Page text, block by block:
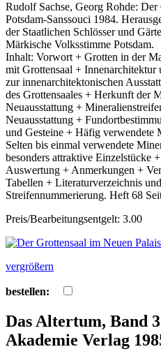
Rudolf Sachse, Georg Rohde:
Potsdam-Sanssouci 1984.
der Staatlichen Schlösser und
Märkische Volksstimme Potsdam.
Inhalt: Vorwort + Grotten in der
mit Grottensaal + Innenarchitektur
zur innenarchitektonischen
des Grottensaales + Herkunft der
Neuausstattung +
Neuausstattung +
und Gesteine + Häfig verwendete
Selten bis einmal verwendete
besonders attraktive Einzelstücke
Auswertung + Anmerkungen +
Tabellen + Literaturverzeichnis
Streifennummerierung. Heft 68
Preis/Bearbeitungsentgelt: 3.00
vergrößern
bestellen:
Das Altertum, Band
Akademie Verlag